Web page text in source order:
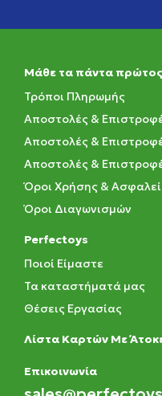
Μάθε τα πάντα πρώτος
Τρόποι Πληρωμής
Αποστολές &
Αποστολές &
Αποστολές &
Όροι Χρήσης &
Όροι Διαγωνισμών
Perfectoys
Ποιοί Είμαστε
Τα καταστήματά μας
Θέσεις Εργασίας
Λίστα Καρτών Με
Eπικοινωνία